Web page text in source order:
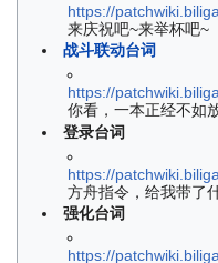
https://
来庆祝吧~来举杯吧~
战斗联动台词
https://
你看，一本正经不如
登录台词
https://
方舟指令，给我带了
强化台词
https://